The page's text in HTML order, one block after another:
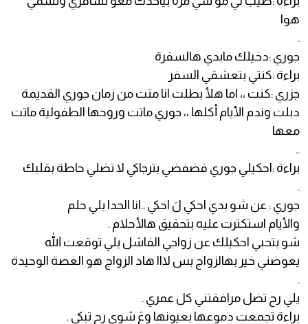
هوا
.
جوري :دخيلك مابدي هالسفرة
براءة :كنتي بتعشقي السفر
جزري :كنت ،، اما هلأ بطلت انا متت من زمان جوري القديمة
دبلت وندم الأيام أكلها ،، جوري ماتت وروحها الطفولية ماتت
معها
..
براءة :احكيلي جوري فضفضي بترجاكي لا تضلي حاطة بقلبك
.
جوري : عن شو بدي احكي لَ احكي ..انا الحدا يلي حلم
والأيام استكترت عليه بتحقيق هالأحلام .
شو بتحبي احكيلك عن زواجي الفاشل يلي توقعت الله
يعوضني خير بهالزواج بس لااا هاد الزواج هو الغصة الوحيدة
.
يلي رح تضل مرافقتني كل عمري .
براءة تجمعت دموعها بعيونها وعَ شوي رح تبكي .